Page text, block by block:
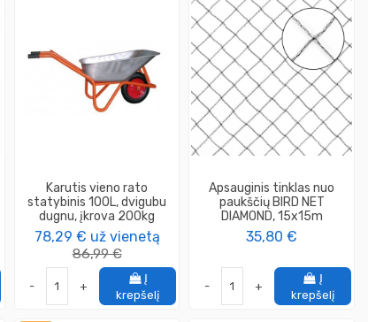
Karutis vieno rato
statybinis 100L, dvigubu
dugnu, įkrova 200kg
78,29 € už vienetą
86,99 €
- +
Į
krepšelį
Apsauginis tinklas nuo
paukščių BIRD NET
DIAMOND, 15x15m
35,80 €
- +
Į
krepšelį